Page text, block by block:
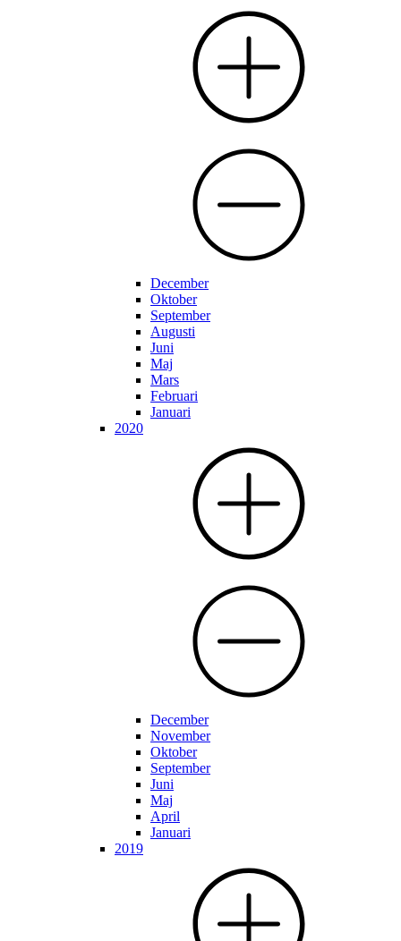
December
Oktober
September
Augusti
Juni
Maj
Mars
Februari
Januari
2020
December
November
Oktober
September
Juni
Maj
April
Januari
2019